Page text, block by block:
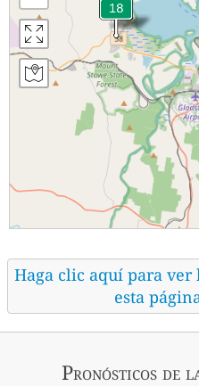
Haga clic aquí para
esta
Pronósticos de